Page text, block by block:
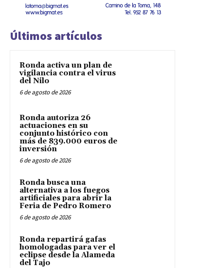
Últimos artículos
Ronda activa un plan de
vigilancia contra el virus
del Nilo
6 de agosto de 2026
Ronda autoriza 26
actuaciones en su
conjunto histórico con
más de 839.000 euros de
inversión
6 de agosto de 2026
Ronda busca una
alternativa a los fuegos
artificiales para abrir la
Feria de Pedro Romero
6 de agosto de 2026
Ronda repartirá gafas
homologadas para ver el
eclipse desde la Alameda
del Tajo